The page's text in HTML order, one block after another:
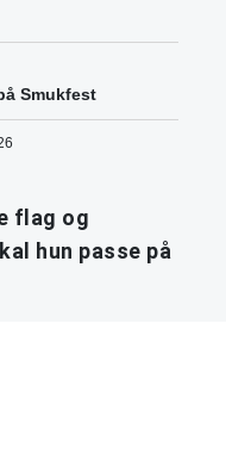
Smukfest
flag og
hun passe på